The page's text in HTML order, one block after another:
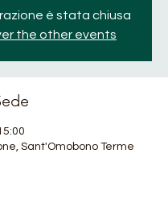
è stata chiusa
the other events
Sant'Omobono Terme